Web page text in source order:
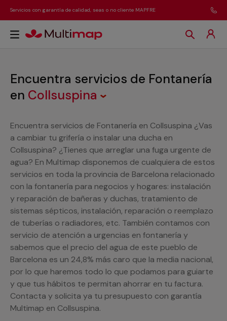
Servicios con garantía de calidad, seas o no cliente MAPFRE
Encuentra servicios de Fontanería
en Collsuspina
Encuentra servicios de Fontanería en Collsuspina ¿Vas
a cambiar tu grifería o instalar una ducha en
Collsuspina? ¿Tienes que arreglar una fuga urgente de
agua? En Multimap disponemos de cualquiera de estos
servicios en toda la provincia de Barcelona relacionado
con la fontanería para negocios y hogares: instalación
y reparación de bañeras y duchas, tratamiento de
sistemas sépticos, instalación, reparación o reemplazo
de tuberías o radiadores, etc. También contamos con
servicio de atención a urgencias en fontanería y
sabemos que el precio del agua de este pueblo de
Barcelona es un 24,8% más caro que la media nacional,
por lo que haremos todo lo que podamos para guiarte
y que tus hábitos te permitan ahorrar en tu factura.
Contacta y solicita ya tu presupuesto con garantía
Multimap en Collsuspina.